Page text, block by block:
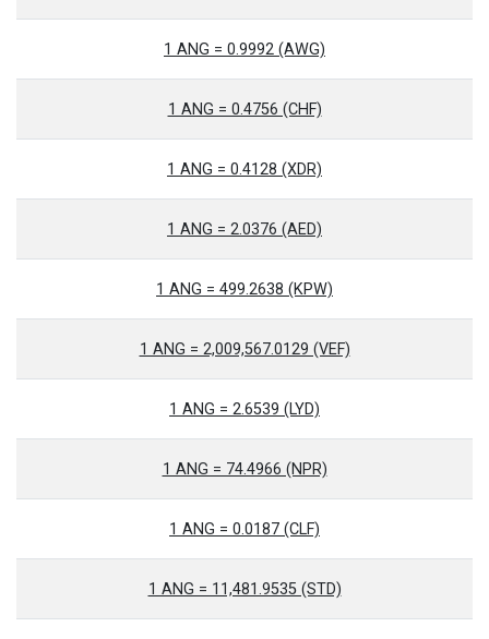
1 ANG = 0.9992 (AWG)
1 ANG = 0.4756 (CHF)
1 ANG = 0.4128 (XDR)
1 ANG = 2.0376 (AED)
1 ANG = 499.2638 (KPW)
1 ANG = 2,009,567.0129 (VEF)
1 ANG = 2.6539 (LYD)
1 ANG = 74.4966 (NPR)
1 ANG = 0.0187 (CLF)
1 ANG = 11,481.9535 (STD)